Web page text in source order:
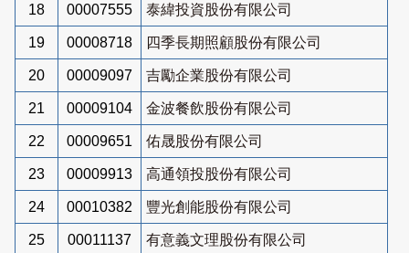
18 00007555 泰緯投資股份有限公司
19 00008718 四季長期照顧股份有限公司
20 00009097 吉勵企業股份有限公司
21 00009104 金波餐飲股份有限公司
22 00009651 佑晟股份有限公司
23 00009913 高通領投股份有限公司
24 00010382 豐光創能股份有限公司
25 00011137 有意義文理股份有限公司